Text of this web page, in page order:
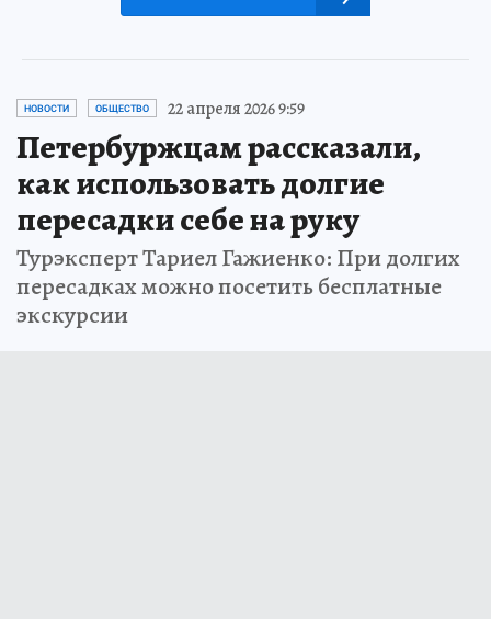
НОВОСТИ ОБЩЕСТВО 22 апреля 2026 9:59
Петербуржцам рассказали,
как использовать долгие
пересадки себе на руку
Турэксперт Тариел Гажиенко: При долгих
пересадках можно посетить бесплатные
экскурсии